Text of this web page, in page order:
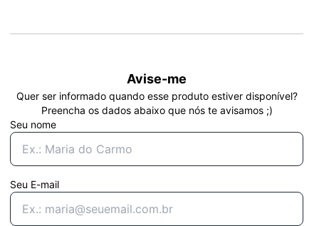
Avise-me
Quer ser informado quando esse produto estiver disponível?
Preencha os dados abaixo que nós te avisamos ;)
Seu nome
Seu E-mail